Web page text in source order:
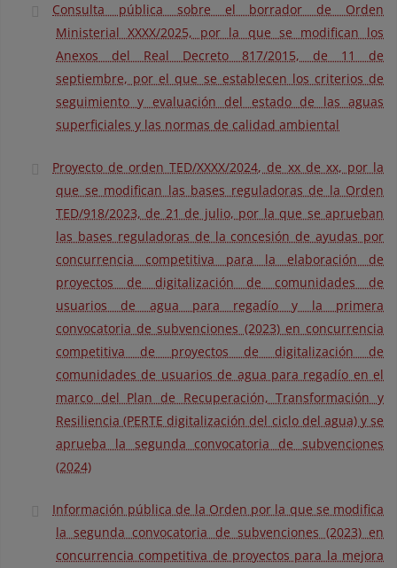
Consulta pública sobre el borrador de Orden
Ministerial XXXX/2025, por la que se modifican los
Anexos del Real Decreto 817/2015, de 11 de
septiembre, por el que se establecen los criterios de
seguimiento y evaluación del estado de las aguas
superficiales y las normas de calidad ambiental
Proyecto de orden TED/XXXX/2024, de xx de xx, por la
que se modifican las bases reguladoras de la Orden
TED/918/2023, de 21 de julio, por la que se aprueban
las bases reguladoras de la concesión de ayudas por
concurrencia competitiva para la elaboración de
proyectos de digitalización de comunidades de
usuarios de agua para regadío y la primera
convocatoria de subvenciones (2023) en concurrencia
competitiva de proyectos de digitalización de
comunidades de usuarios de agua para regadío en el
marco del Plan de Recuperación, Transformación y
Resiliencia (PERTE digitalización del ciclo del agua) y se
aprueba la segunda convocatoria de subvenciones
(2024)
Información pública de la Orden por la que se modifica
la segunda convocatoria de subvenciones (2023) en
concurrencia competitiva de proyectos para la mejora